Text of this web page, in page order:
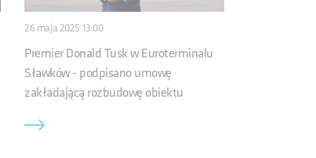
26 maja 2025 13:00
Premier Donald Tusk w Euroterminalu
Sławków - podpisano umowę
zakładającą rozbudowę obiektu